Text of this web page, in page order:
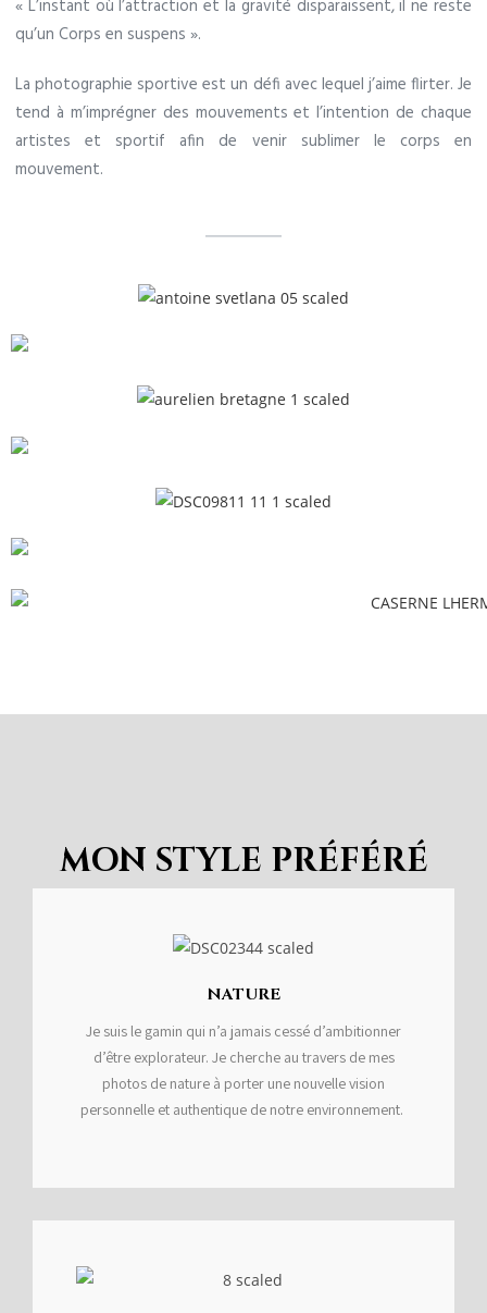
« L’instant où l’attraction et la gravité disparaissent, il ne reste
qu’un Corps en suspens ».
La photographie sportive est un défi avec lequel j’aime flirter. Je
tend à m’imprégner des mouvements et l’intention de chaque
artistes et sportif afin de venir sublimer le corps en
mouvement.
MON STYLE PRÉFÉRÉ
NATURE
Je suis le gamin qui n’a jamais cessé d’ambitionner
d’être explorateur. Je cherche au travers de mes
photos de nature à porter une nouvelle vision
personnelle et authentique de notre environnement.